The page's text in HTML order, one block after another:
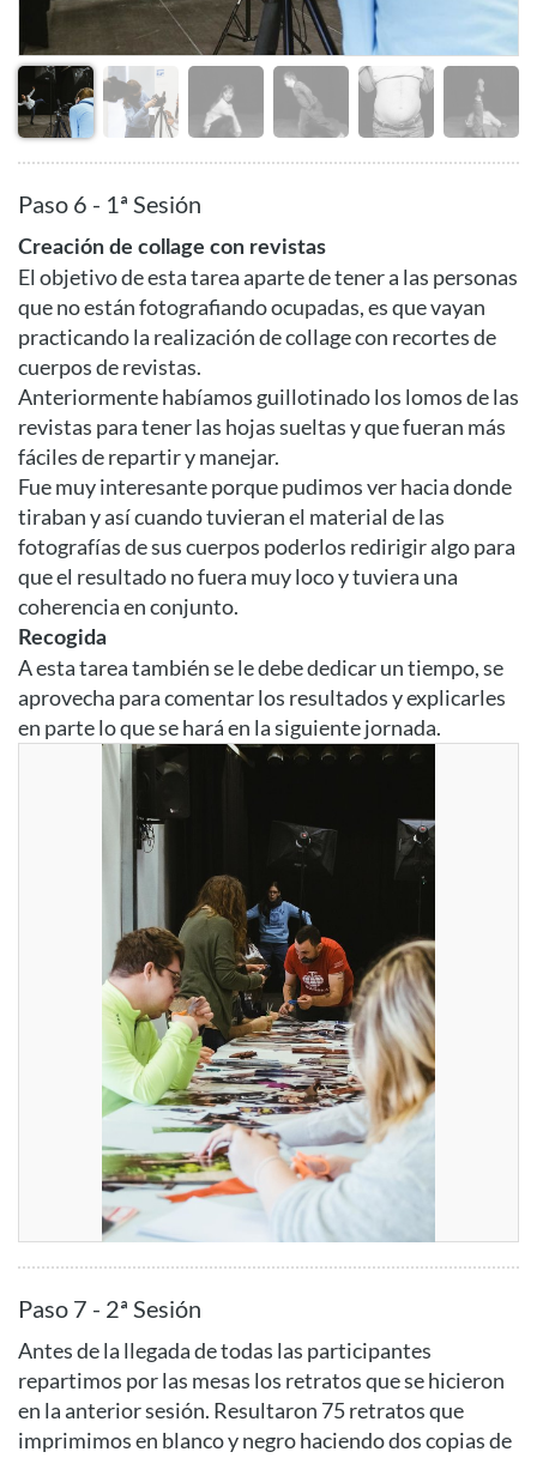
Paso 6 - 1ª Sesión
Creación de collage con revistas
El objetivo de esta tarea aparte de tener a las personas
que no están fotografiando ocupadas, es que vayan
practicando la realización de collage con recortes de
cuerpos de revistas.
Anteriormente habíamos guillotinado los lomos de las
revistas para tener las hojas sueltas y que fueran más
fáciles de repartir y manejar.
Fue muy interesante porque pudimos ver hacia donde
tiraban y así cuando tuvieran el material de las
fotografías de sus cuerpos poderlos redirigir algo para
que el resultado no fuera muy loco y tuviera una
coherencia en conjunto.
Recogida
A esta tarea también se le debe dedicar un tiempo, se
aprovecha para comentar los resultados y explicarles
en parte lo que se hará en la siguiente jornada.
Paso 7 - 2ª Sesión
Antes de la llegada de todas las participantes
repartimos por las mesas los retratos que se hicieron
en la anterior sesión. Resultaron 75 retratos que
imprimimos en blanco y negro haciendo dos copias de